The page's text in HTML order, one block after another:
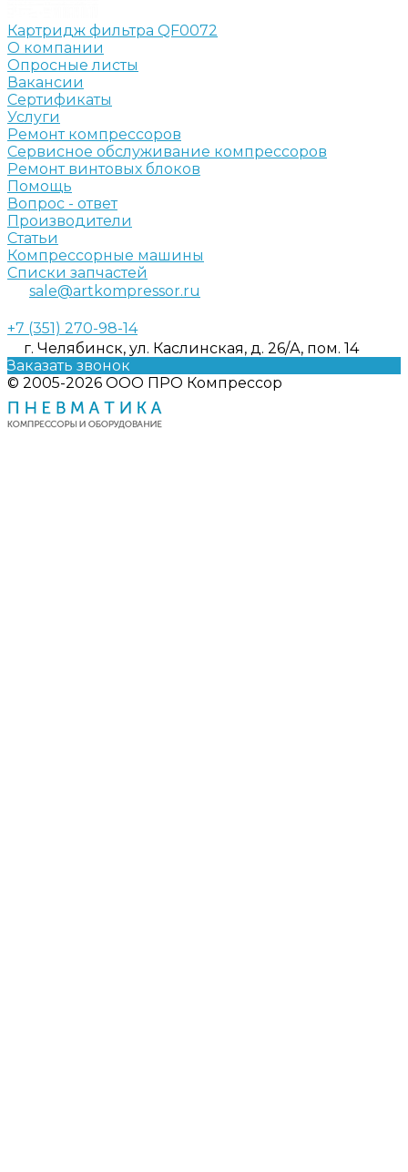
Картридж фильтра QF0072
О компании
Опросные листы
Вакансии
Сертификаты
Услуги
Ремонт компрессоров
Сервисное обслуживание компрессоров
Ремонт винтовых блоков
Помощь
Вопрос - ответ
Производители
Статьи
Компрессорные машины
Списки запчастей
sale@artkompressor.ru
+7 (351) 270-98-14
г. Челябинск, ул. Каслинская, д. 26/А, пом. 14
Заказать звонок
© 2005-2026 ООО ПРО Компрессор